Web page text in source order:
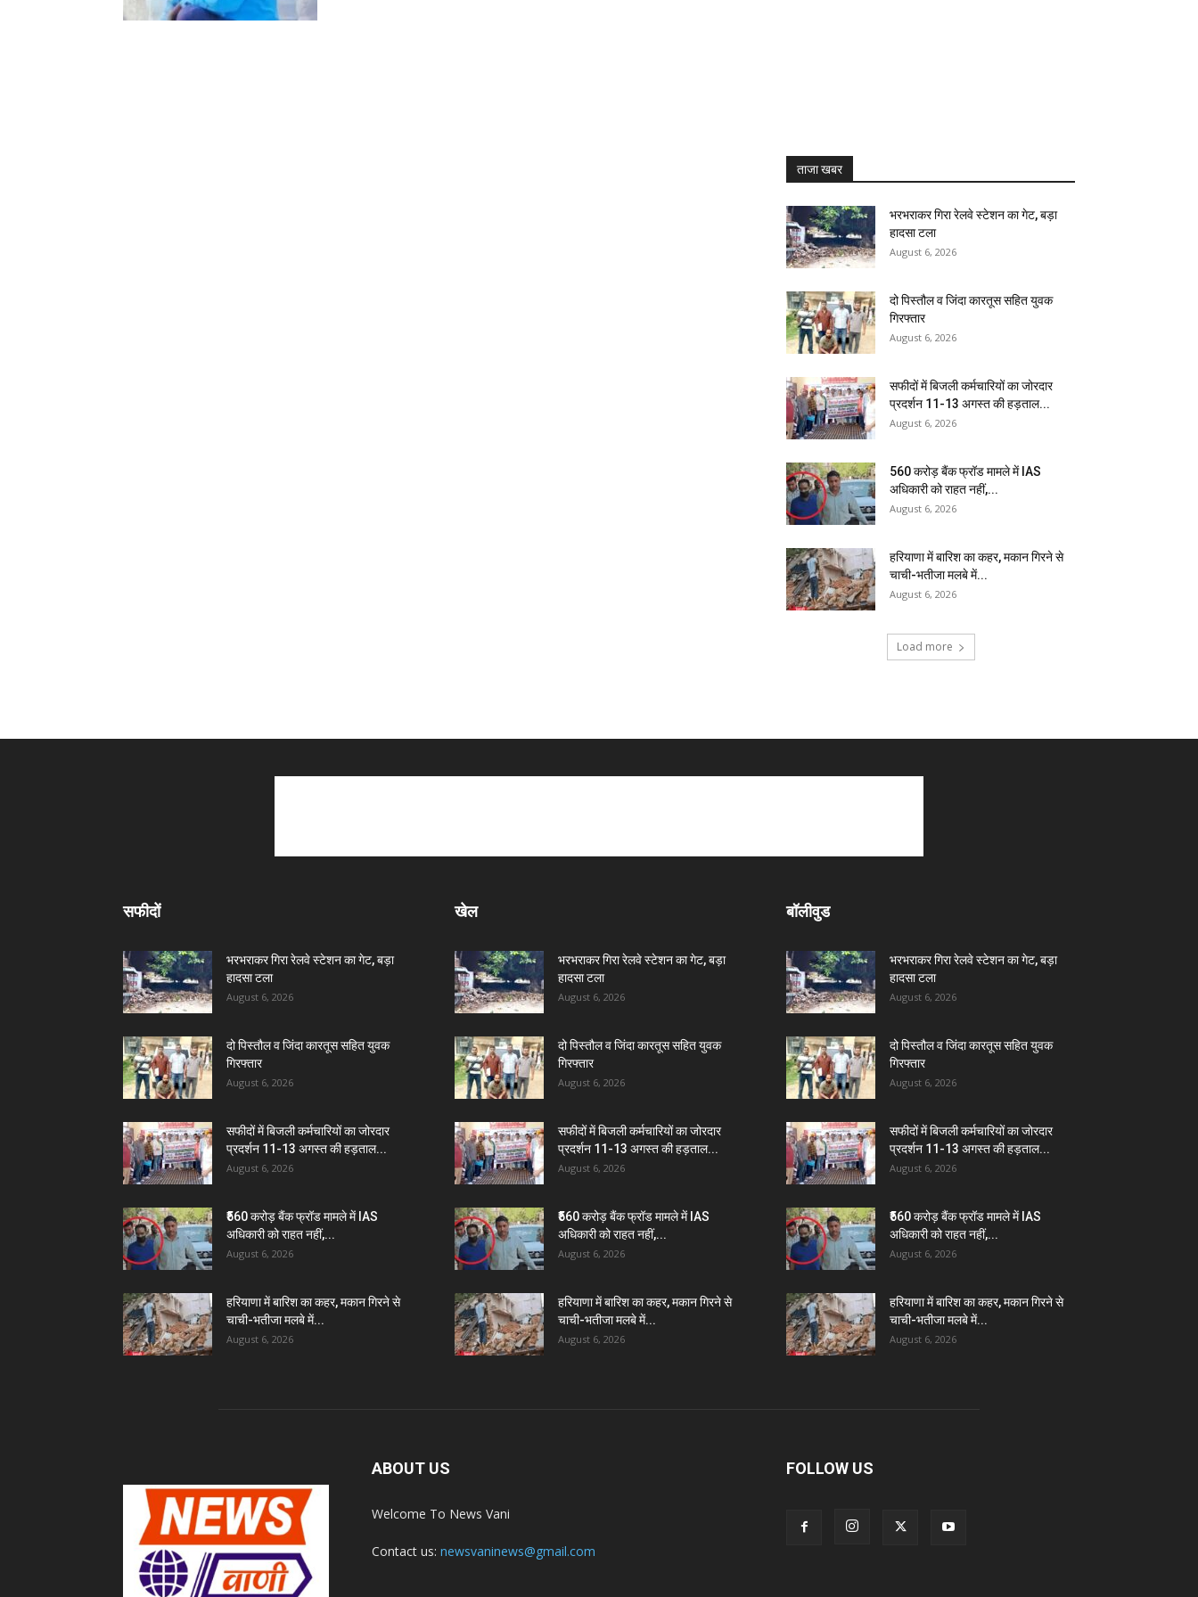
ताजा खबर
भरभराकर गिरा रेलवे स्टेशन का गेट, बड़ा
हादसा टला
August 6, 2026
दो पिस्तौल व जिंदा कारतूस सहित युवक
गिरफ्तार
August 6, 2026
सफीदों में बिजली कर्मचारियों का जोरदार
प्रदर्शन 11-13 अगस्त की हड़ताल...
August 6, 2026
₹560 करोड़ बैंक फ्रॉड मामले में IAS
अधिकारी को राहत नहीं,...
August 6, 2026
हरियाणा में बारिश का कहर, मकान गिरने से
चाची-भतीजा मलबे में...
August 6, 2026
Load more
सफीदों
भरभराकर गिरा रेलवे स्टेशन का गेट, बड़ा
हादसा टला
August 6, 2026
दो पिस्तौल व जिंदा कारतूस सहित युवक
गिरफ्तार
August 6, 2026
सफीदों में बिजली कर्मचारियों का जोरदार
प्रदर्शन 11-13 अगस्त की हड़ताल...
August 6, 2026
₹560 करोड़ बैंक फ्रॉड मामले में IAS
अधिकारी को राहत नहीं,...
August 6, 2026
हरियाणा में बारिश का कहर, मकान गिरने से
चाची-भतीजा मलबे में...
August 6, 2026
खेल
भरभराकर गिरा रेलवे स्टेशन का गेट, बड़ा
हादसा टला
August 6, 2026
दो पिस्तौल व जिंदा कारतूस सहित युवक
गिरफ्तार
August 6, 2026
सफीदों में बिजली कर्मचारियों का जोरदार
प्रदर्शन 11-13 अगस्त की हड़ताल...
August 6, 2026
₹560 करोड़ बैंक फ्रॉड मामले में IAS
अधिकारी को राहत नहीं,...
August 6, 2026
हरियाणा में बारिश का कहर, मकान गिरने से
चाची-भतीजा मलबे में...
August 6, 2026
बॉलीवुड
भरभराकर गिरा रेलवे स्टेशन का गेट, बड़ा
हादसा टला
August 6, 2026
दो पिस्तौल व जिंदा कारतूस सहित युवक
गिरफ्तार
August 6, 2026
सफीदों में बिजली कर्मचारियों का जोरदार
प्रदर्शन 11-13 अगस्त की हड़ताल...
August 6, 2026
₹560 करोड़ बैंक फ्रॉड मामले में IAS
अधिकारी को राहत नहीं,...
August 6, 2026
हरियाणा में बारिश का कहर, मकान गिरने से
चाची-भतीजा मलबे में...
August 6, 2026
ABOUT US
Welcome To News Vani
Contact us: newsvaninews@gmail.com
FOLLOW US